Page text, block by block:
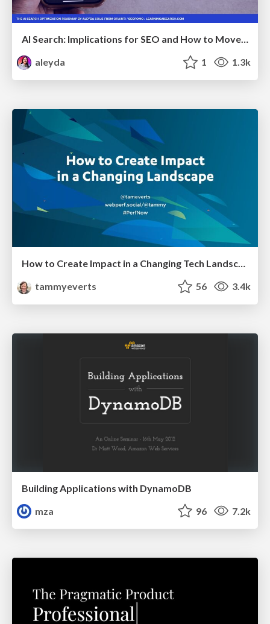
aleyda
1 1.3k
How to Create Impact in a Changing Tech Landscape [PerfNow 2023]
tammyeverts
56 3.4k
Building Applications with DynamoDB
mza
96 7.2k